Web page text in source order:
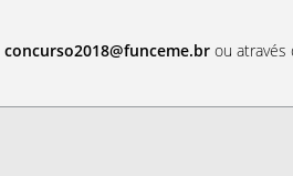
concurso2018@funceme.br ou através